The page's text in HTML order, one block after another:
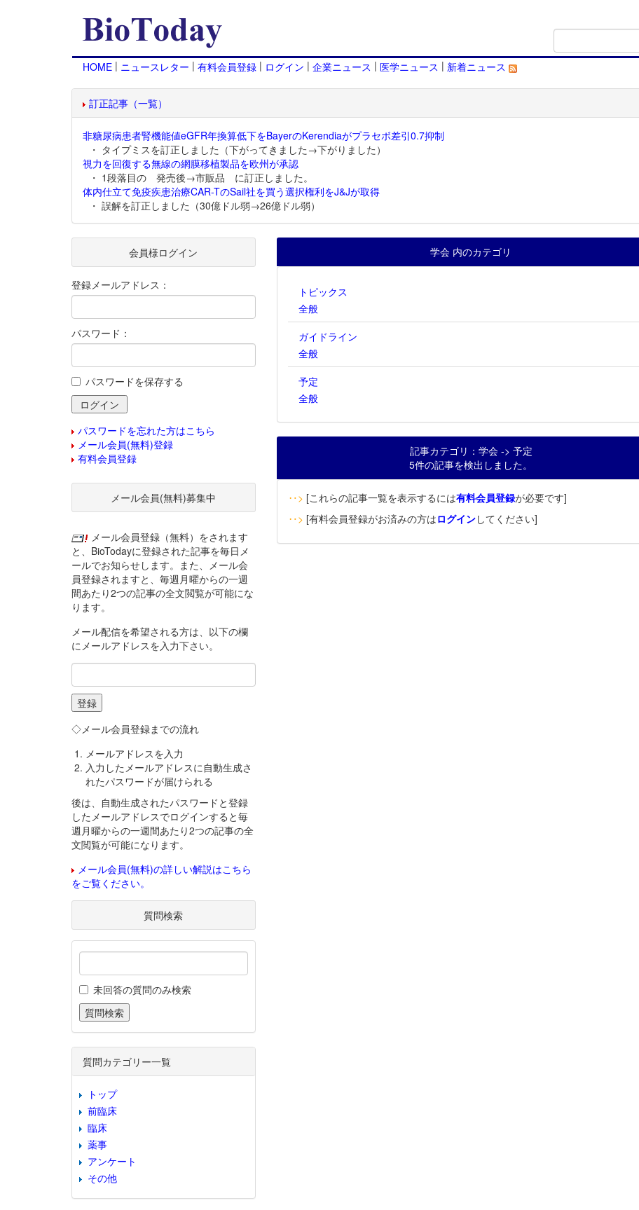
HOME | ニュースレター | 有料会員登録 | ログイン | 企業ニュース | 医学ニュース | 新着ニュース
訂正記事（一覧）
非糖尿病患者腎機能値eGFR年換算低下をBayerのKerendiaがプラセボ差引0.7抑制
・ タイプミスを訂正しました（下がってきました→下がりました）
視力を回復する無線の網膜移植製品を欧州が承認
・ 1段落目の 発売後→市販品 に訂正しました。
体内仕立て免疫疾患治療CAR-TのSail社を買う選択権利をJ&Jが取得
・ 誤解を訂正しました（30億ドル弱→26億ドル弱）
学会 内のカテゴリ
トピックス
全般
ガイドライン
全般
予定
全般
記事カテゴリ：学会 -> 予定
5件の記事を検出しました。
‥> [これらの記事一覧を表示するには有料会員登録が必要です]
‥> [有料会員登録がお済みの方はログインしてください]
会員様ログイン
登録メールアドレス：
パスワード：
パスワードを保存する
パスワードを忘れた方はこちら
メール会員(無料)登録
有料会員登録
メール会員(無料)募集中
メール会員登録（無料）をされます
と、BioTodayに登録された記事を毎日メ
ールでお知らせします。また、メール会
員登録されますと、毎週月曜からの一週
間あたり2つの記事の全文閲覧が可能にな
ります。
メール配信を希望される方は、以下の欄
にメールアドレスを入力下さい。
◇メール会員登録までの流れ
メールアドレスを入力
入力したメールアドレスに自動生成さ
れたパスワードが届けられる
後は、自動生成されたパスワードと登録
したメールアドレスでログインすると毎
週月曜からの一週間あたり2つの記事の全
文閲覧が可能になります。
メール会員(無料)の詳しい解説はこちら
をご覧ください。
質問検索
未回答の質問のみ検索
質問カテゴリー一覧
トップ
前臨床
臨床
薬事
アンケート
その他